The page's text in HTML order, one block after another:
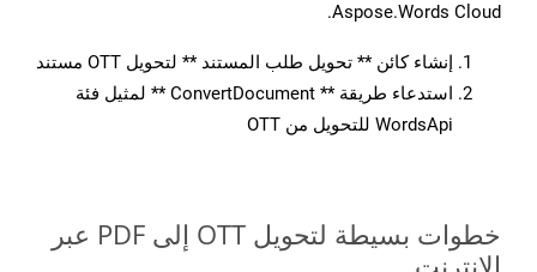
Aspose.Words Cloud.
إنشاء كائن ** تحويل طلب المستند ** لتحويل OTT مستند
استدعاء طريقة ** ConvertDocument ** لمثيل فئة
WordsApi للتحويل من OTT
خطوات بسيطة لتحويل OTT إلى PDF عبر